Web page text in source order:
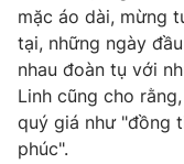
Giải sao mai
Sao
Làm đẹp
Chất lượng cuộc
Giáo dục
Tuyển sinh
Học trực tuyến
Công nghệ
Hitech Công nghệ
Giao lưu trực
mặc áo dài, mừng
tại, những ngày
nhau đoàn tụ với
Linh cũng cho
quý giá như "đồng
phúc".